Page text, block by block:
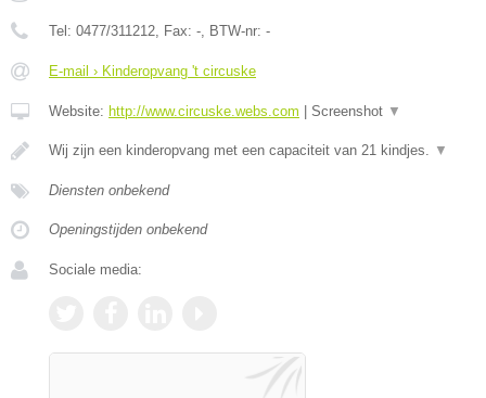
Tel: 0477/311212 , Fax: - , BTW-nr: -
E-mail › Kinderopvang 't circuske
Website: http://www.circuske.webs.com Screenshot ▼
Wij zijn een kinderopvang met een capaciteit van 21 kindjes. ▼
Diensten onbekend
Openingstijden onbekend
Sociale media: